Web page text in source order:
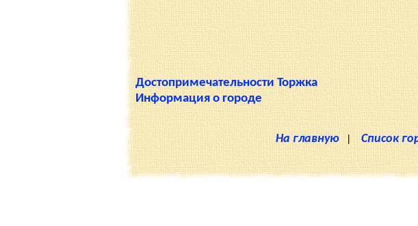
Достопримечательности Торжка
Информация о городе
На главную | Список